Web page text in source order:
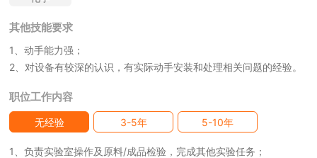
其他技能要求
1、动手能力强；
2、对设备有较深的认识，有实际动手安装和处理相关问题的经验。
职位工作内容
无经验 3-5年 5-10年
1、负责实验室操作及原料/成品检验，完成其他实验任务；